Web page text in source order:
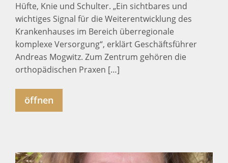
Hüfte, Knie und Schulter. „Ein sichtbares und
wichtiges Signal für die Weiterentwicklung des
Krankenhauses im Bereich überregionale
komplexe Versorgung“, erklärt Geschäftsführer
Andreas Mogwitz. Zum Zentrum gehören die
orthopädischen Praxen […]
öffnen